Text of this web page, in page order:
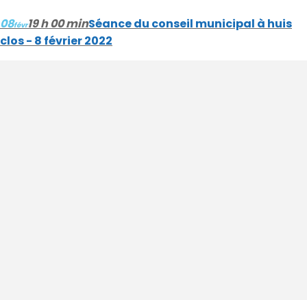
08févr19 h 00 minSéance du conseil municipal à huis
clos - 8 février 2022